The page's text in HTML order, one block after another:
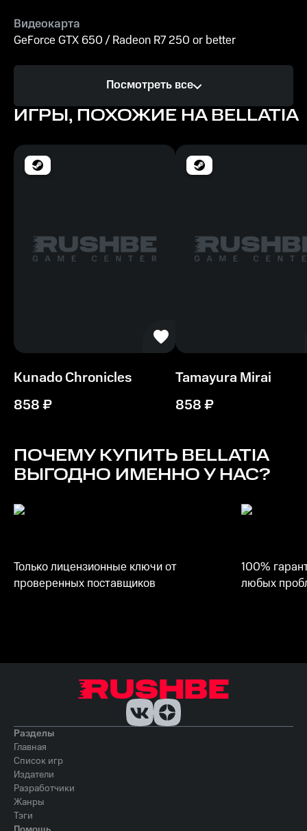
Видеокарта
GeForce GTX 650 / Radeon R7 250 or better
Память
Посмотреть все
ИГРЫ, ПОХОЖИЕ НА BELLATIA
Kunado Chronicles
858₽
Tamayura Mirai
858₽
ПОЧЕМУ КУПИТЬ BELLATIA
ВЫГОДНО ИМЕННО У НАС?
Только лицензионные ключи от
проверенных поставщиков
100%
любых
Разделы
Главная
Список игр
Издатели
Разработчики
Жанры
Тэги